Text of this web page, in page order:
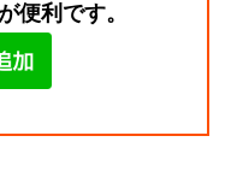
便利です。